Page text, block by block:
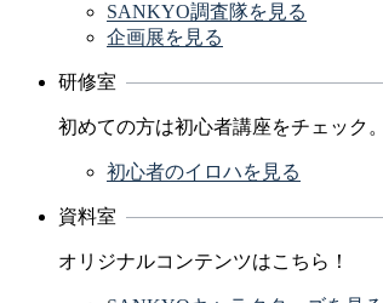
SANKYO調査隊を見る
企画展を見る
研修室
初めての方は初心者講座をチェック。
初心者のイロハを見る
資料室
オリジナルコンテンツはこちら！